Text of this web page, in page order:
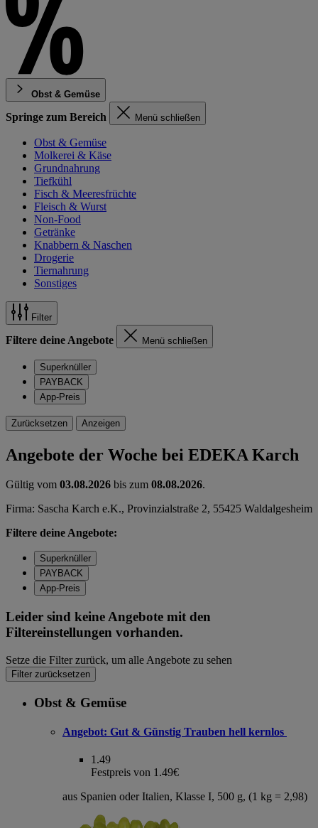
Obst & Gemüse
Springe zum Bereich Menü schließen
Obst & Gemüse
Molkerei & Käse
Grundnahrung
Tiefkühl
Fisch & Meeresfrüchte
Fleisch & Wurst
Non-Food
Getränke
Knabbern & Naschen
Drogerie
Tiernahrung
Sonstiges
Filter
Filtere deine Angebote Menü schließen
Superknüller
PAYBACK
App-Preis
Zurücksetzen Anzeigen
Angebote der Woche bei EDEKA Karch
Gültig vom 03.08.2026 bis zum 08.08.2026.
Firma: Sascha Karch e.K., Provinzialstraße 2, 55425 Waldalgesheim
Filtere deine Angebote:
Superknüller
PAYBACK
App-Preis
Leider sind keine Angebote mit den
Filtereinstellungen vorhanden.
Setze die Filter zurück, um alle Angebote zu sehen
Filter zurücksetzen
Obst & Gemüse
Angebot: Gut & Günstig Trauben hell kernlos
1.49
Festpreis von 1.49€
aus Spanien oder Italien, Klasse I, 500 g, (1 kg = 2,98)